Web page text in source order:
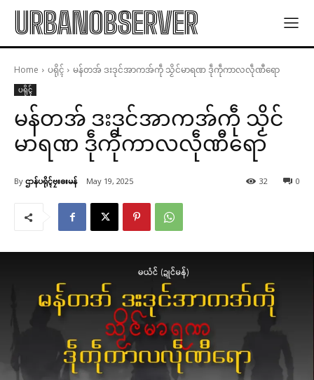
URBANOBSERVER
Home ပရိုၚ် မန်တအ် ဒးဒုင်အာကအ်ကဵု သၟိင်မာရဏ ဒဵုကဵုကာလလဵုဏီရော
ပရိုၚ်
မန်တအ် ဒးဒုင်အာကအ်ကဵု သၟိင်
မာရဏ ဒဵုကဵုကာလလဵုဏီရော
By ဌာန်ပရိုၚ်ဗၠးၜးမန် May 19, 2025 0
32